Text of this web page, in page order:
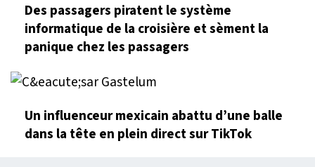
Des passagers piratent le système
informatique de la croisière et sèment la
panique chez les passagers
Un influenceur mexicain abattu d’une balle
dans la tête en plein direct sur TikTok